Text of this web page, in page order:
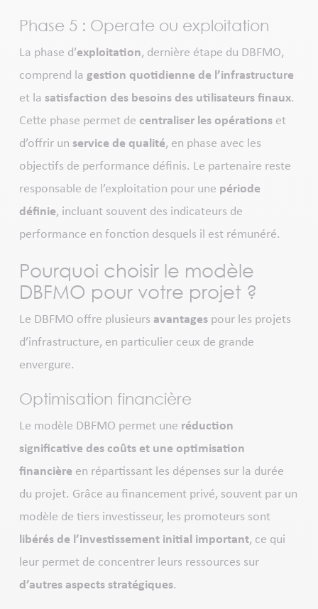
Phase 5 : Operate ou exploitation
La phase d’exploitation, dernière étape du DBFMO,
comprend la gestion quotidienne de l’infrastructure
et la satisfaction des besoins des utilisateurs finaux.
Cette phase permet de centraliser les opérations et
d’offrir un service de qualité, en phase avec les
objectifs de performance définis. Le partenaire reste
responsable de l’exploitation pour une période
définie, incluant souvent des indicateurs de
performance en fonction desquels il est rémunéré.
Pourquoi choisir le modèle
DBFMO pour votre projet ?
Le DBFMO offre plusieurs avantagespour les projets
d’infrastructure, en particulier ceux de grande
envergure.
Optimisation financière
Le modèle DBFMO permet une réduction
significative des coûts et une optimisation
financière en répartissant les dépenses sur la durée
du projet. Grâce au financement privé, souvent par un
modèle de tiers investisseur, les promoteurs sont
libérés de l’investissement initial important, ce qui
leur permet de concentrer leurs ressources sur
d’autres aspects stratégiques.